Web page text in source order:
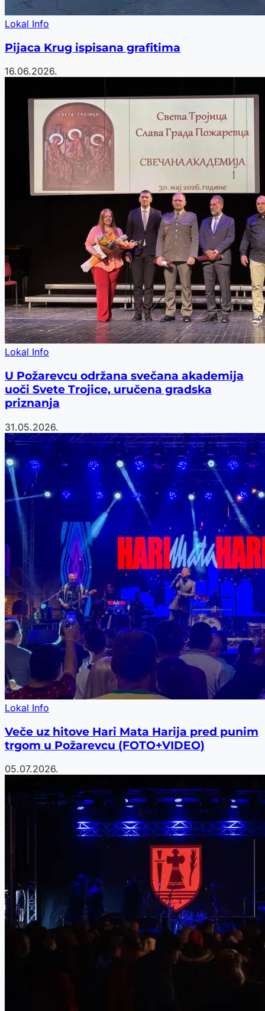
Lokal Info
Pijaca Krug ispisana grafitima
16.06.2026.
Lokal Info
U Požarevcu održana svečana akademija
uoči Svete Trojice, uručena gradska
priznanja
31.05.2026.
Lokal Info
Veče uz hitove Hari Mata Harija pred punim
trgom u Požarevcu (FOTO+VIDEO)
05.07.2026.